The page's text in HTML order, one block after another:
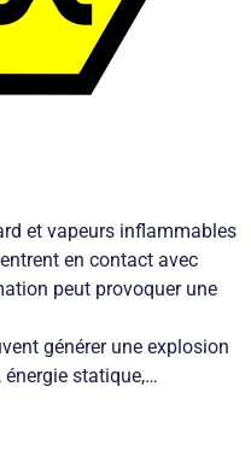
et vapeurs inflammables
en contact avec
peut provoquer une
générer une explosion
statique,…